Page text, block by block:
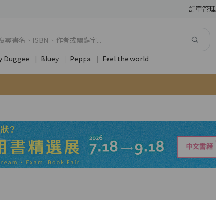
訂單管理
Duggee | Bluey | Peppa | Feel the world